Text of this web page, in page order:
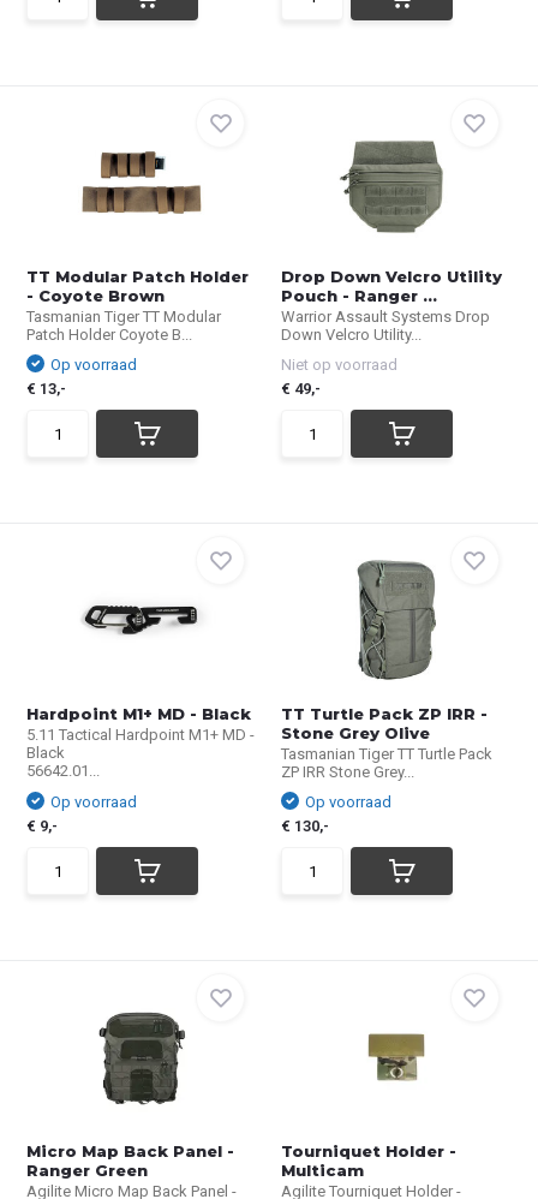
TT Modular Patch Holder
- Coyote Brown
Tasmanian Tiger TT Modular
Patch Holder Coyote B...
Op voorraad
€ 13,-
Drop Down Velcro Utility
Pouch - Ranger ...
Warrior Assault Systems Drop
Down Velcro Utility...
Niet op voorraad
€ 49,-
Hardpoint M1+ MD - Black
5.11 Tactical Hardpoint M1+ MD -
Black
56642.01...
Op voorraad
€ 9,-
TT Turtle Pack ZP IRR -
Stone Grey Olive
Tasmanian Tiger TT Turtle Pack
ZP IRR Stone Grey...
Op voorraad
€ 130,-
Micro Map Back Panel -
Ranger Green
Agilite Micro Map Back Panel -
Tourniquet Holder -
Multicam
Agilite Tourniquet Holder -